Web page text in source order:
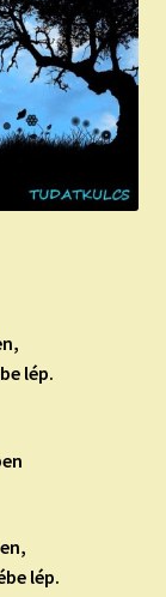
menu
Expand
child
menu
lép.
lép.